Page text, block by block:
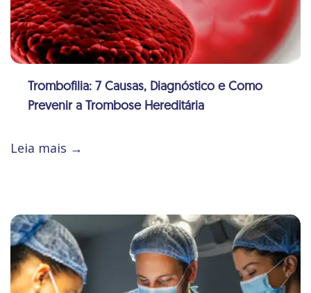
Trombofilia: 7 Causas, Diagnóstico e Como
Prevenir a Trombose Hereditária
Leia mais →